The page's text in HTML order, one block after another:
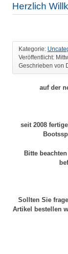
Herzlich
Kategorie:
Veröffentlicht:
Geschrieben von
auf der
seit 2008
Bitte
Sollten Sie
Artikel bestellen